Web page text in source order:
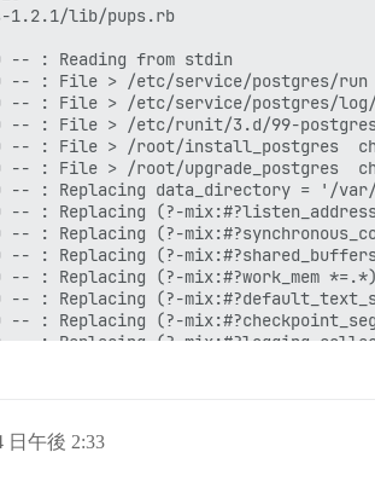
日午後 2:33